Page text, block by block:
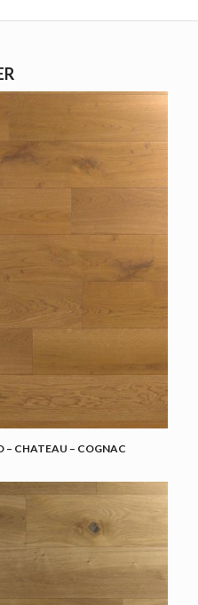
– CHATEAU – COGNAC